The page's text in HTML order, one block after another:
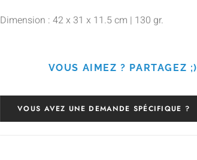
Dimension : 42 x 31 x 11.5 cm | 130 gr.
VOUS AIMEZ ? PARTAGEZ ;)
VOUS AVEZ UNE DEMANDE SPÉCIFIQUE ?